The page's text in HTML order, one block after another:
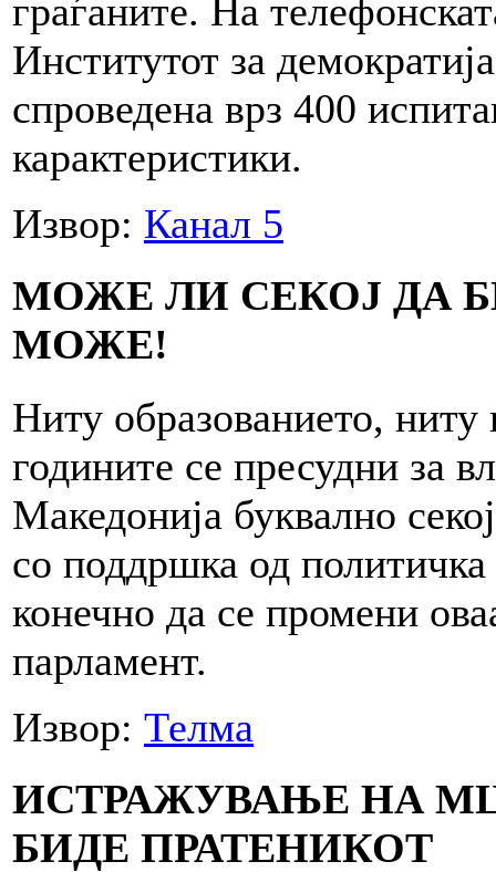
граѓаните. На
Институтот за
спроведена врз 400
карактеристики.
Извор: Канал 5
МОЖЕ ЛИ СЕКОЈ ДА
МОЖЕ!
Ниту образованието, ниту
годините се пресудни за
Македонија буквално
со поддршка од политичка
конечно да се промени
парламент.
Извор: Телма
ИСТРАЖУВАЊЕ НА
БИДЕ ПРАТЕНИКОТ